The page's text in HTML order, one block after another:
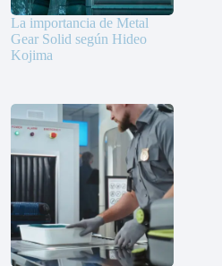
La importancia de Metal
Gear Solid según Hideo
Kojima